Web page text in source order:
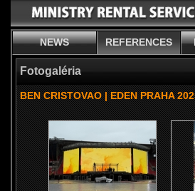
NEWS REFERENCES
Fotogaléria
BEN CRISTOVAO | EDEN PRAHA